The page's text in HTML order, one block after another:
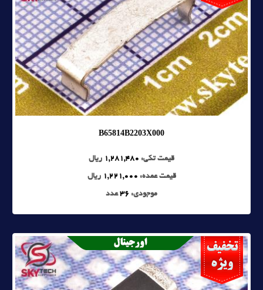
B65814B2203X000
قیمت تکی: 1,281,480 ریال
قیمت عمده: 1,221,000 ریال
موجودی: 36عدد